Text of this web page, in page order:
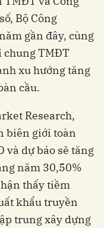
Bộ Công
gần đây, cùng
chung TMĐT
xu hướng tăng
cầu.
Research,
biên giới toàn
và dự báo sẽ tăng
năm 30,50%
thấy tiềm
khẩu truyền
trung xây dựng